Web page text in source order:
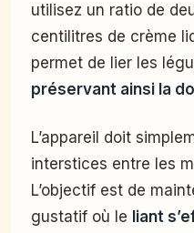
utilisez un ratio de
centilitres de crème
permet de lier les
préservant ainsi la
L’appareil doit
interstices entre les
L’objectif est de
gustatif où le liant